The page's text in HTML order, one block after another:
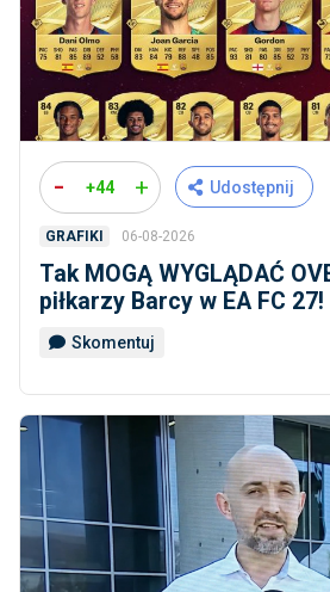
- +44 + Udostępnij
GRAFIKI 06-08-2026
Tak MOGĄ WYGLĄDAĆ
piłkarzy Barcy w EA FC 27!
Skomentuj